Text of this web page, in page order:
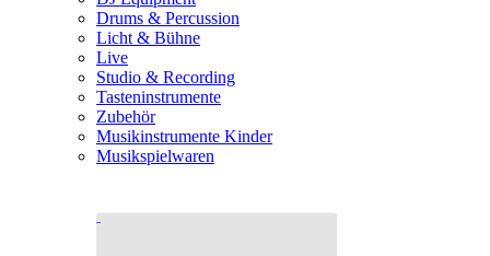
Drums & Percussion
Licht & Bühne
Live
Studio & Recording
Tasteninstrumente
Zubehör
Musikinstrumente Kinder
Musikspielwaren